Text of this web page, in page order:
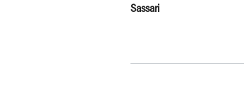
Sassari